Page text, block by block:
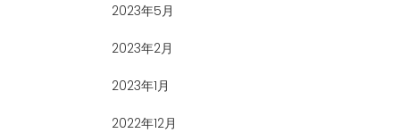
2023年5月
2023年2月
2023年1月
2022年12月